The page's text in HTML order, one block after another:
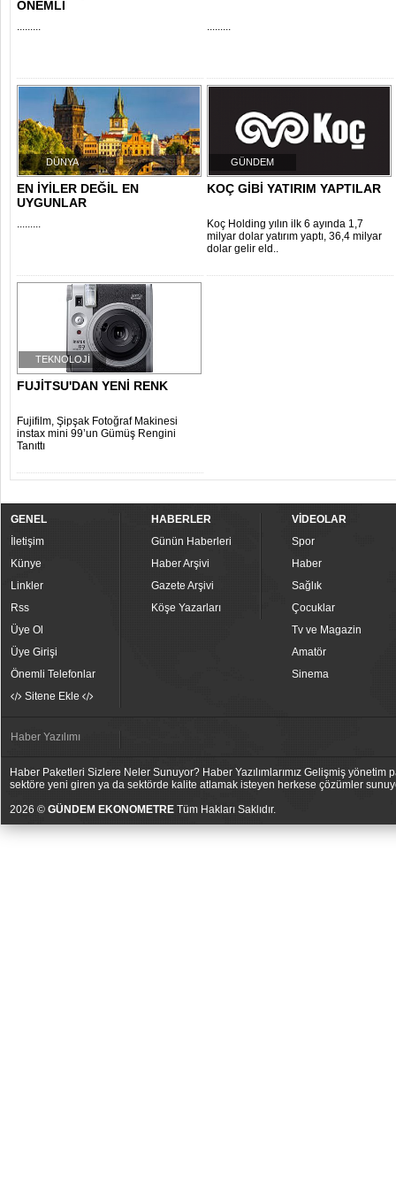
ÖNEMLİ
......... .........
EN İYİLER DEĞİL EN
UYGUNLAR
.........
DÜNYA
KOÇ GİBİ YATIRIM YAPTILAR
Koç Holding yılın ilk 6 ayında 1,7
milyar dolar yatırım yaptı, 36,4 milyar
dolar gelir eld..
GÜNDEM
FUJİTSU'DAN YENİ RENK
Fujifilm, Şipşak Fotoğraf Makinesi
instax mini 99’un Gümüş Rengini
Tanıttı
TEKNOLOJİ
GENEL
İletişim
Künye
Linkler
Rss
Üye Ol
Üye Girişi
Önemli Telefonlar
Sitene Ekle
HABERLER
Günün Haberleri
Haber Arşivi
Gazete Arşivi
Köşe Yazarları
VİDEOLAR
Spor
Haber
Sağlık
Çocuklar
Tv ve Magazin
Amatör
Sinema
Haber Yazılımı
Haber Paketleri Sizlere Neler Sunuyor? Haber Yazılımlarımız Gelişmiş
sektöre yeni giren ya da sektörde kalite atlamak isteyen herkese çözümler
2026 © GÜNDEM EKONOMETRE Tüm Hakları Saklıdır.